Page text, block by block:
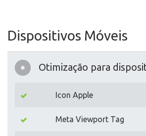
Dispositivos Móveis
Otimização para
Icon Apple
Meta Viewport Tag